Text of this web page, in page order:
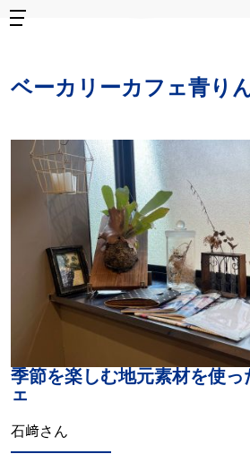
ベーカリーカフェ青り
季節を楽しむ地元素材を使っ
ェ
石﨑さん